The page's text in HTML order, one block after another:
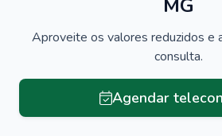
MG
Aproveite os valores reduzidos e
consulta.
Agendar